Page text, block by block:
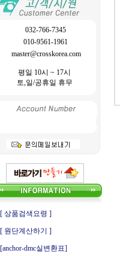
032-766-7345
010-9561-1961
master@crosskorea.com
평일 10시 ~ 17시
토,일/공휴일 휴무
[ 상품검색요령 ]
[ 원단계산하기 ]
[anchor-dmc실변환표]